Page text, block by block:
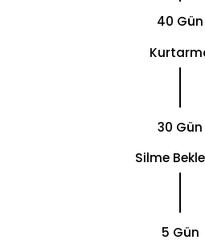
40 Gün
30 Gün
Silme
5 Gün